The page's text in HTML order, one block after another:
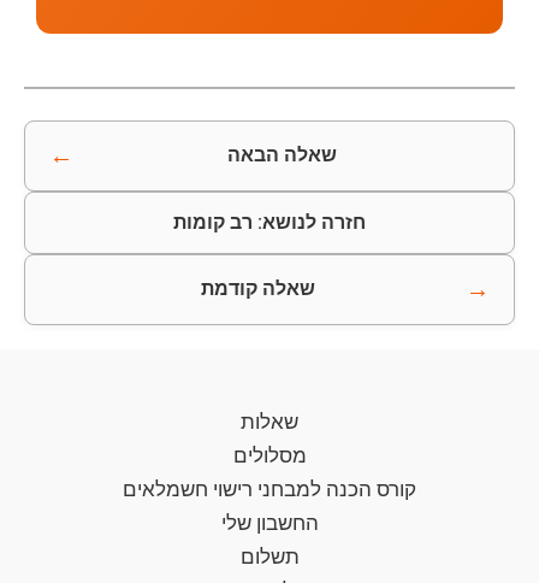
שאלה הבאה ←
חזרה לנושא: רב קומות
→ שאלה קודמת
שאלות
מסלולים
קורס הכנה למבחני רישוי חשמלאים
החשבון שלי
תשלום